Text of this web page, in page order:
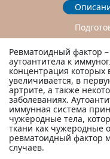
Ревматоидный фактор
аутоантитела к
концентрация которых
увеличивается, в
артрите, а также
заболеваниях.
иммунная система
чужеродные тела,
ткани как чужеродные
ревматоидный фактор
случаев.